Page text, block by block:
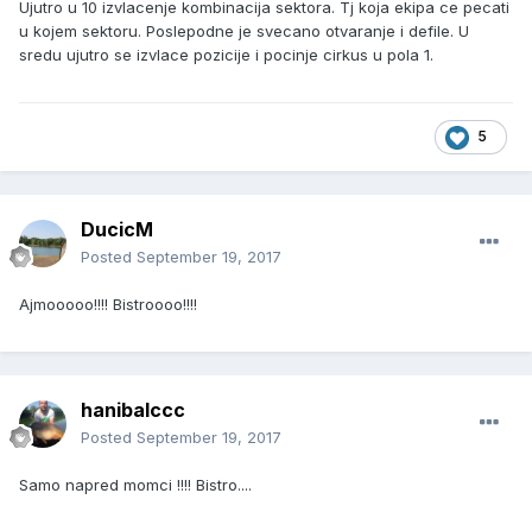
Ujutro u 10 izvlacenje kombinacija sektora. Tj koja ekipa ce pecati
u kojem sektoru. Poslepodne je svecano otvaranje i defile. U
sredu ujutro se izvlace pozicije i pocinje cirkus u pola 1.
5
DucicM
Posted September 19, 2017
Ajmooooo!!!! Bistroooo!!!!
hanibalccc
Posted September 19, 2017
Samo napred momci !!!! Bistro....